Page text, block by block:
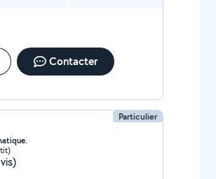
Contacter
Particulier